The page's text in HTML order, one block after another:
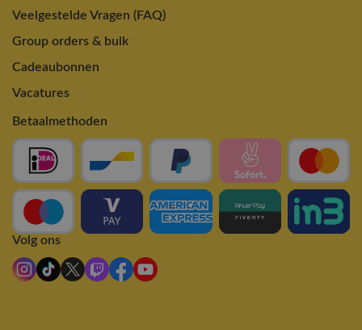
Veelgestelde Vragen (FAQ)
Group orders & bulk
Cadeaubonnen
Vacatures
Betaalmethoden
Volg ons